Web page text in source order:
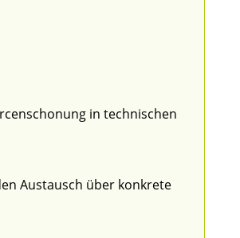
in technischen
Austausch über konkrete